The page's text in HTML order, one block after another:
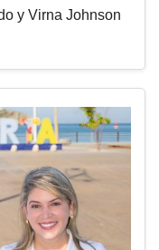
y Virna Johnson